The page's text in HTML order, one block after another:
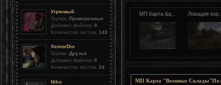
Угрюмый
Группа: Проверенные
Добавил файлов: 0
Количество постов: 143
XemorDio
Группа: Друзья
Добавил файлов: 0
Количество постов: 34
Niko
МП Карта &q... Локация
МП Карта "Военные